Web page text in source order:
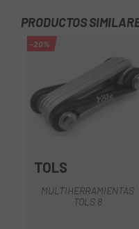
PRODUCTOS
-20%
TOLS
MULTIHERRAMIENTAS
TOLS 8